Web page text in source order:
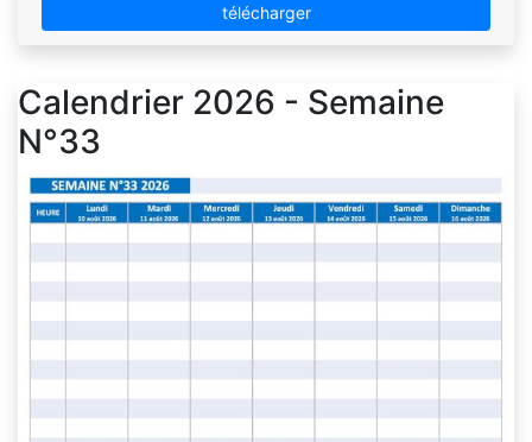
télécharger
Calendrier 2026 - Semaine
N°33